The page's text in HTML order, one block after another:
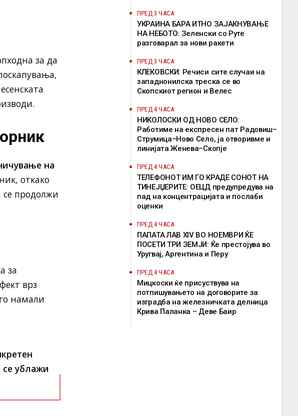
за да
на
откако
се продолжи
за
врз
намали
се ублажи
ПРЕД 3 ЧАСА
УКРАИНА БАРА ИТНО ЗАЈАКНУВАЊЕ
НА НЕБОТО: Зеленски со Руте
разговарал за нови ракети
ПРЕД 3 ЧАСА
КЛЕКОВСКИ: Речиси сите случаи на
западнонилска треска се во
Скопскиот регион и Велес
ПРЕД 4 ЧАСА
НИКОЛОСКИ ОД НОВО СЕЛО:
Работиме на експресен пат Радовиш–
Струмица–Ново Село, ја отворивме и
линијата Женева–Скопје
ПРЕД 4 ЧАСА
ТЕЛЕФОНОТ ИМ ГО КРАДЕ СОНОТ НА
ТИНЕЈЏЕРИТЕ: ОЕЦД предупредува на
пад на концентрацијата и послаби
оценки
ПРЕД 4 ЧАСА
ПАПАТА ЛАВ XIV ВО НОЕМВРИ ЌЕ
ПОСЕТИ ТРИ ЗЕМЈИ: Ќе престојува во
Уругвај, Аргентина и Перу
ПРЕД 4 ЧАСА
Мицкоски ќе присуствува на
потпишувањето на договорите за
изградба на железничката делница
Крива Паланка – Деве Баир